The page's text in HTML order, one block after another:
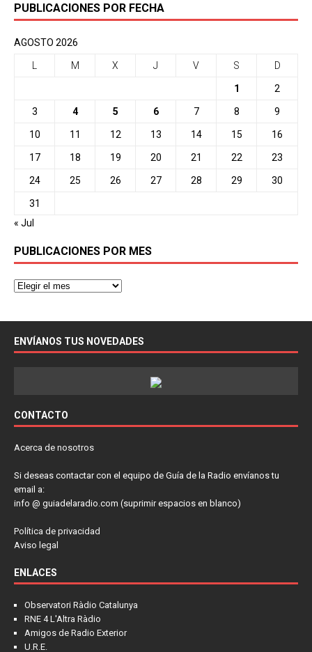
PUBLICACIONES POR FECHA
AGOSTO 2026
M X J V S D
1 2
3 4 5 6 7 8 9
10 11 12 13 14 15 16
17 18 19 20 21 22 23
24 25 26 27 28 29 30
31
« Jul
PUBLICACIONES POR MES
ENVÍANOS TUS NOVEDADES
CONTACTO
Acerca de nosotros
Si deseas contactar con el equipo de Guía de la Radio envíanos tu
email a:
info @ guiadelaradio.com (suprimir espacios en blanco)
Política de privacidad
Aviso legal
ENLACES
Observatori Ràdio Catalunya
RNE 4 L'Altra Ràdio
Amigos de Radio Exterior
U.R.E.